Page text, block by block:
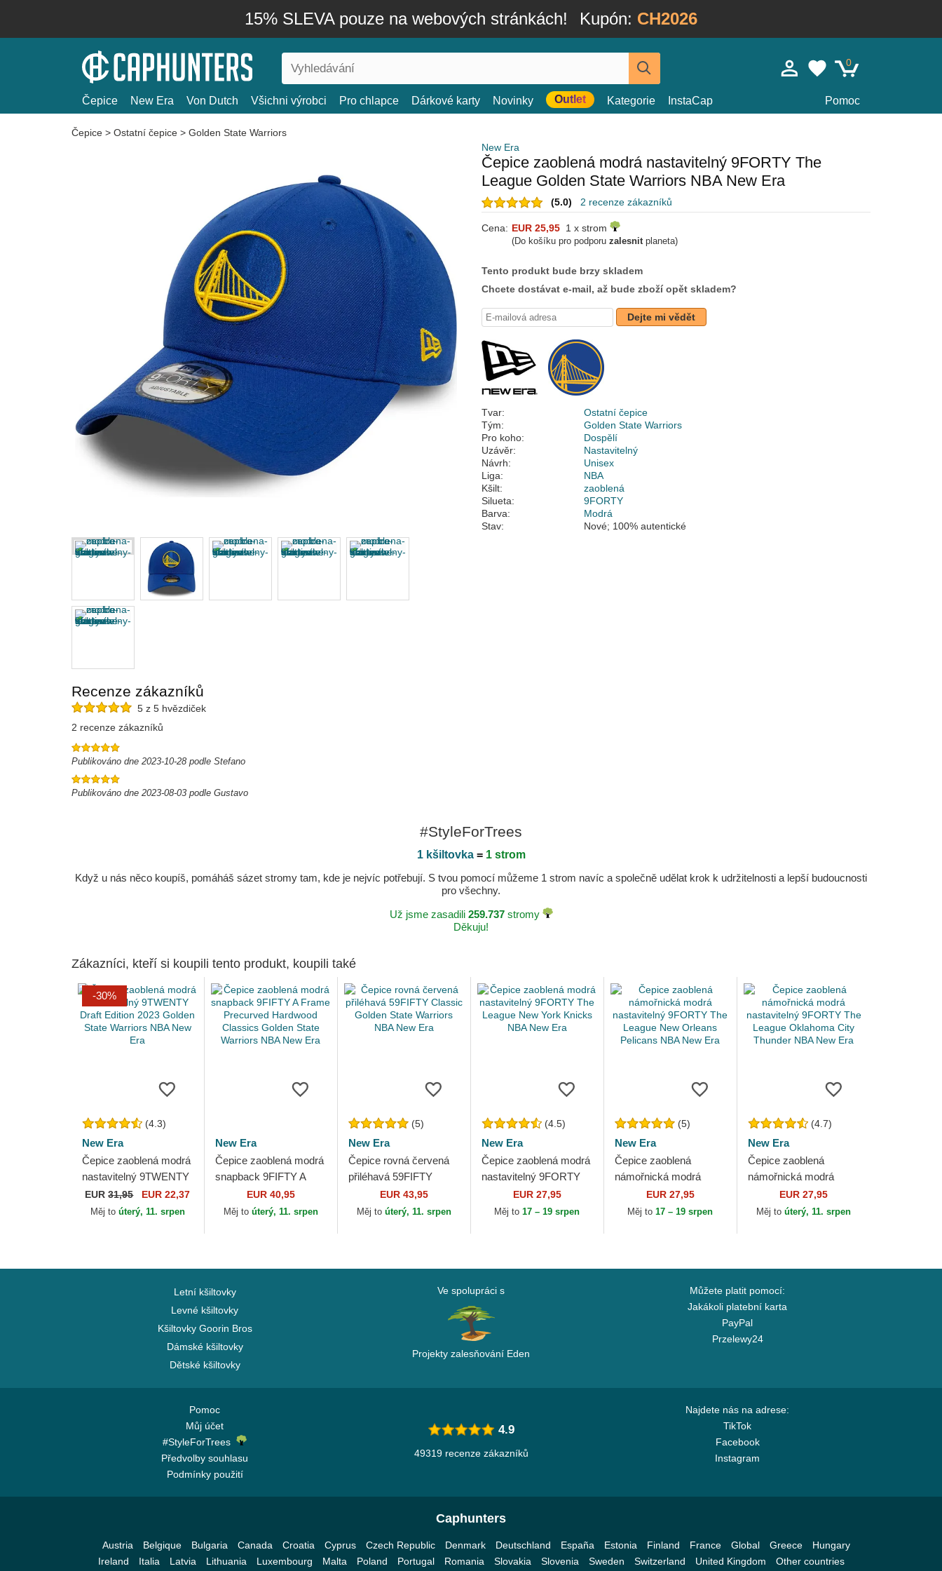
15% SLEVA pouze na webových stránkách! Kupón: CH2026
0
Čepice New Era Von Dutch Všichni výrobci Pro chlapce Dárkové karty Novinky Outlet Kategorie InstaCap Pomoc
Čepice > Ostatní čepice > Golden State Warriors
New Era
Čepice zaoblená modrá nastavitelný 9FORTY The
League Golden State Warriors NBA New Era
(5.0) 2 recenze zákazníků
Cena: EUR 25,95 1 x strom
(Do košíku pro podporu zalesnitplaneta)
Tento produkt bude brzy skladem
Chcete dostávat e-mail, až bude zboží opět skladem?
Dejte mi vědět
Tvar:
Ostatní čepice
Tým:
Golden State Warriors
Pro koho:
Dospělí
Uzávěr:
Nastavitelný
Návrh:
Unisex
Liga:
NBA
Kšilt:
zaoblená
Silueta:
9FORTY
Barva:
Modrá
Stav:
Nové; 100% autentické
Recenze zákazníků
5 z 5 hvězdiček
2 recenze zákazníků
Publikováno dne 2023-10-28 podle Stefano
Publikováno dne 2023-08-03 podle Gustavo
#StyleForTrees
1 kšiltovka= 1 strom
Když u nás něco koupíš, pomáháš sázet stromy tam, kde je nejvíc potřebují. S tvou pomocí můžeme 1 strom navíc a společně udělat krok k udržitelnosti a lepší budoucnosti
pro všechny.
Už jsme zasadili 259.737stromy
Děkuju!
Zákazníci, kteří si koupili tento produkt, koupili také
-30%
(4.3)
New Era
Čepice zaoblená modrá
nastavitelný 9TWENTY
Draft Edition 2023
Golden State Warriors
EUR31,95 EUR 22,37
Měj to úterý, 11. srpen
New Era
Čepice zaoblená modrá
snapback 9FIFTY A
Frame Precurved
Hardwood Classics
EUR 40,95
Měj to úterý, 11. srpen
(5)
New Era
Čepice rovná červená
přiléhavá 59FIFTY
Classic Golden State
Warriors NBA New Era
EUR 43,95
Měj to úterý, 11. srpen
(4.5)
New Era
Čepice zaoblená modrá
nastavitelný 9FORTY
The League New York
Knicks NBA New Era
EUR 27,95
Měj to17 – 19 srpen
(5)
New Era
Čepice zaoblená
námořnická modrá
nastavitelný 9FORTY
The League New
EUR 27,95
Měj to17 – 19 srpen
(4.7)
New Era
Čepice zaoblená
námořnická modrá
nastavitelný 9FORTY
The League Oklahoma
EUR 27,95
Měj toúterý, 11. srpen
Letní kšiltovky
Levné kšiltovky
Kšiltovky Goorin Bros
Dámské kšiltovky
Dětské kšiltovky
Ve spolupráci s
Projekty zalesňování Eden
Můžete platit pomocí:
Jakákoli platební karta
PayPal
Przelewy24
Pomoc
Můj účet
#StyleForTrees
Předvolby souhlasu
Podmínky použití
Najdete nás na adrese:
TikTok
Facebook
Instagram
4.9
49319 recenze zákazníků
Caphunters
Austria Belgique Bulgaria Canada Croatia Cyprus Czech Republic Denmark Deutschland España Estonia Finland France Global Greece
Hungary
Ireland
Italia Latvia Lithuania Luxembourg Malta Poland Portugal Romania Slovakia Slovenia Sweden Switzerland United Kingdom Other countries